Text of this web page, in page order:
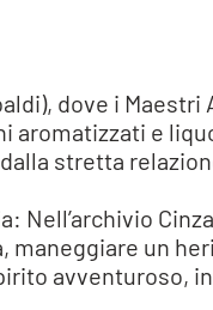
dove i Maestri
aromatizzati e
stretta
Nell’archivio
maneggiare un
avventuroso,